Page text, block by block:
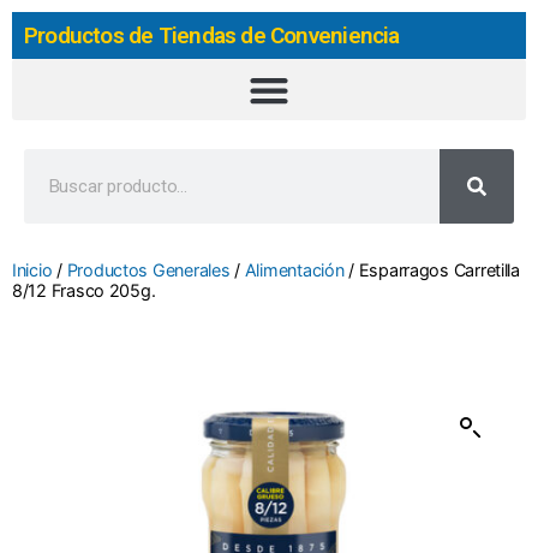
Productos de Tiendas de Conveniencia
Inicio / Productos Generales / Alimentación/ Esparragos Carretilla
8/12 Frasco 205g.